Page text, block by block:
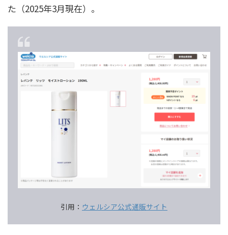
た（2025年3月現在）。
引用： ウェルシア公式通販サイト